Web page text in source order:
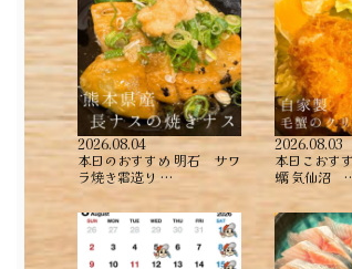
2026.08.04
本日のおすすめ ︎明石 サワ
ラ焼き霜造り …
2026.08.03
本日こおす
蠣 ︎気仙沼